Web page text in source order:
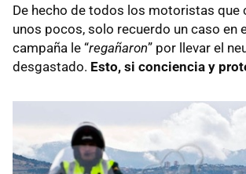
De hecho de todos los motoristas que
unos pocos, solo recuerdo un caso en
campaña le “regañaron” por llevar el
desgastado. Esto, si conciencia y